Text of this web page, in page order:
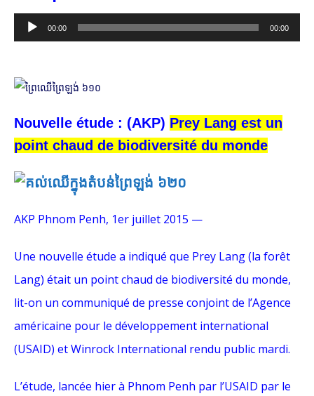
Audio
Player
00:00 00:00
Nouvelle étude : (AKP) Prey Lang est un
point chaud de biodiversité du monde
AKP Phnom Penh, 1er juillet 2015 —
Une nouvelle étude a indiqué que Prey Lang (la forêt
Lang) était un point chaud de biodiversité du monde,
lit-on un communiqué de presse conjoint de l’Agence
américaine pour le développement international
(USAID) et Winrock International rendu public mardi.
L’étude, lancée hier à Phnom Penh par l’USAID par le